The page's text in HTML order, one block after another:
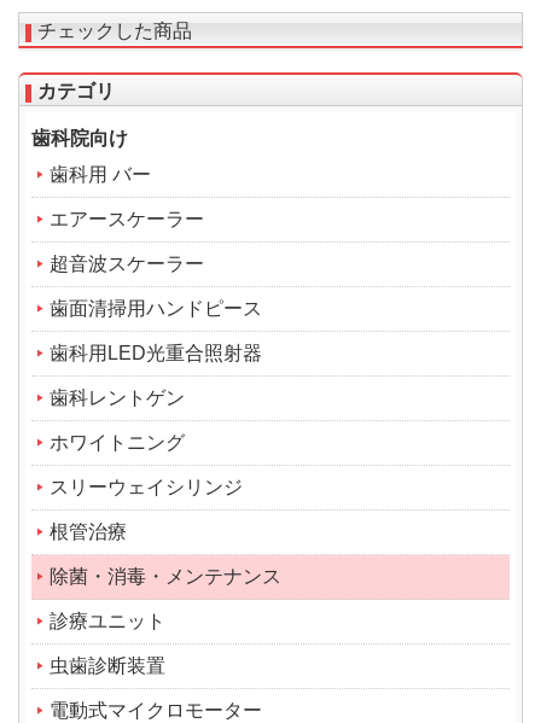
チェックした商品
カテゴリ
歯科院向け
歯科用 バー
エアースケーラー
超音波スケーラー
歯面清掃用ハンドピース
歯科用LED光重合照射器
歯科レントゲン
ホワイトニング
スリーウェイシリンジ
根管治療
除菌・消毒・メンテナンス
診療ユニット
虫歯診断装置
電動式マイクロモーター